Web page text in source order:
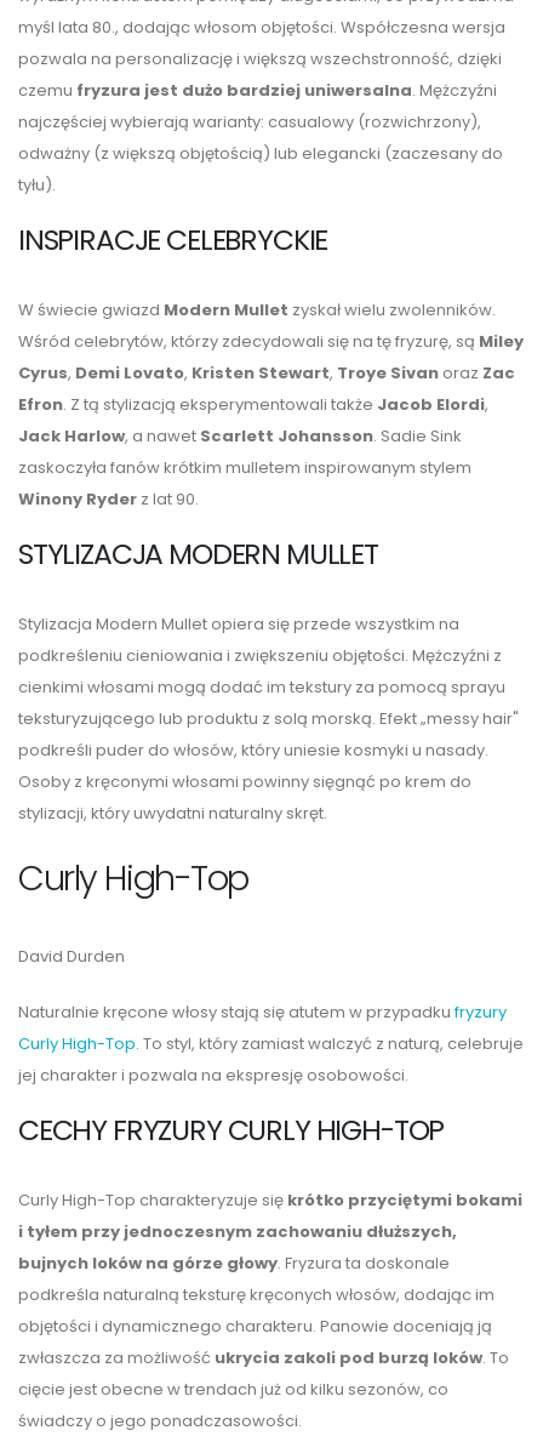
myśl lata 80., dodając włosom objętości. Współczesna wersja
pozwala na personalizację i większą wszechstronność, dzięki
czemu fryzura jest dużo bardziej uniwersalna. Mężczyźni
najczęściej wybierają warianty: casualowy (rozwichrzony),
odważny (z większą objętością) lub elegancki (zaczesany do
tyłu).
INSPIRACJE CELEBRYCKIE
W świecie gwiazd Modern Mullet zyskał wielu zwolenników.
Wśród celebrytów, którzy zdecydowali się na tę fryzurę, są Miley
Cyrus, Demi Lovato, Kristen Stewart, Troye Sivan oraz Zac
Efron. Z tą stylizacją eksperymentowali także Jacob Elordi,
Jack Harlow, a nawet Scarlett Johansson. Sadie Sink
zaskoczyła fanów krótkim mulletem inspirowanym stylem
Winony Ryder z lat 90.
STYLIZACJA MODERN MULLET
Stylizacja Modern Mullet opiera się przede wszystkim na
podkreśleniu cieniowania i zwiększeniu objętości. Mężczyźni z
cienkimi włosami mogą dodać im tekstury za pomocą sprayu
teksturyzującego lub produktu z solą morską. Efekt „messy hair"
podkreśli puder do włosów, który uniesie kosmyki u nasady.
Osoby z kręconymi włosami powinny sięgnąć po krem do
stylizacji, który uwydatni naturalny skręt.
Curly High-Top
David Durden
Naturalnie kręcone włosy stają się atutem w przypadkufryzury
Curly High-Top. To styl, który zamiast walczyć z naturą, celebruje
jej charakter i pozwala na ekspresję osobowości.
CECHY FRYZURY CURLY HIGH-TOP
Curly High-Top charakteryzuje się krótko przyciętymi bokami
i tyłem przy jednoczesnym zachowaniu dłuższych,
bujnych loków na górze głowy. Fryzura ta doskonale
podkreśla naturalną teksturę kręconych włosów, dodając im
objętości i dynamicznego charakteru. Panowie doceniają ją
zwłaszcza za możliwość ukrycia zakoli pod burzą loków. To
cięcie jest obecne w trendach już od kilku sezonów, co
świadczy o jego ponadczasowości.